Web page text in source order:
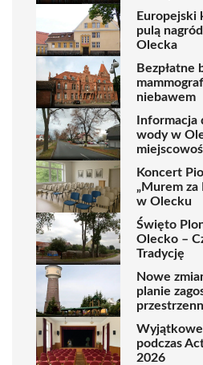
Europejski
pulą
Olecka
Bezpłatne
niebawem
Informacja
wody w
Koncert
„Murem za
w Olecku
Święto
Olecko –
Tradycję
Nowe
planie
podczas
2026